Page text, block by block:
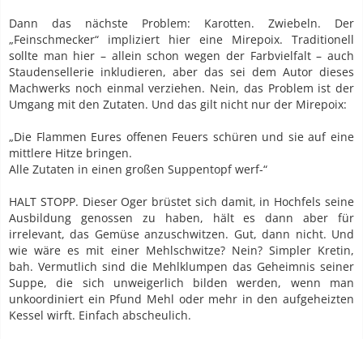
Dann das nächste Problem: Karotten. Zwiebeln. Der
„Feinschmecker“ impliziert hier eine Mirepoix. Traditionell
sollte man hier – allein schon wegen der Farbvielfalt – auch
Staudensellerie inkludieren, aber das sei dem Autor dieses
Machwerks noch einmal verziehen. Nein, das Problem ist der
Umgang mit den Zutaten. Und das gilt nicht nur der Mirepoix:
„Die Flammen Eures offenen Feuers schüren und sie auf eine
mittlere Hitze bringen.
Alle Zutaten in einen großen Suppentopf werf-“
HALT STOPP. Dieser Oger brüstet sich damit, in Hochfels seine
Ausbildung genossen zu haben, hält es dann aber für
irrelevant, das Gemüse anzuschwitzen. Gut, dann nicht. Und
wie wäre es mit einer Mehlschwitze? Nein? Simpler Kretin,
bah. Vermutlich sind die Mehlklumpen das Geheimnis seiner
Suppe, die sich unweigerlich bilden werden, wenn man
unkoordiniert ein Pfund Mehl oder mehr in den aufgeheizten
Kessel wirft. Einfach abscheulich.